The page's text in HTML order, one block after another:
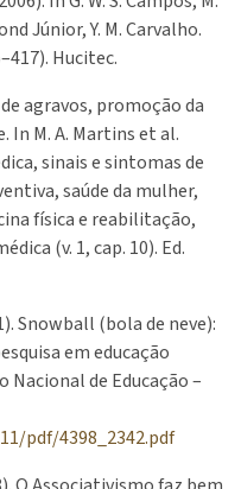
Júnior, Y. M. Carvalho.
Hucitec.
de agravos, promoção da
In M. A. Martins et al.
sinais e sintomas de
saúde da mulher,
física e reabilitação,
(v. 1, cap. 10). Ed.
Snowball (bola de neve):
em educação
de Educação –
pdf/4398_2342.pdf